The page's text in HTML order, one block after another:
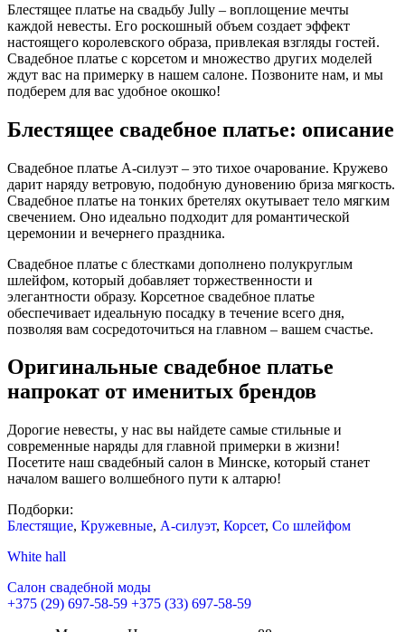
Блестящее платье на свадьбу Jully – воплощение мечты
каждой невесты. Его роскошный объем создает эффект
настоящего королевского образа, привлекая взгляды гостей.
Свадебное платье с корсетом и множество других моделей
ждут вас на примерку в нашем салоне. Позвоните нам, и мы
подберем для вас удобное окошко!
Блестящее свадебное платье: описание
Свадебное платье А-силуэт – это тихое очарование. Кружево
дарит наряду ветровую, подобную дуновению бриза мягкость.
Свадебное платье на тонких бретелях окутывает тело мягким
свечением. Оно идеально подходит для романтической
церемонии и вечернего праздника.
Свадебное платье с блестками дополнено полукруглым
шлейфом, который добавляет торжественности и
элегантности образу. Корсетное свадебное платье
обеспечивает идеальную посадку в течение всего дня,
позволяя вам сосредоточиться на главном – вашем счастье.
Оригинальные свадебное платье
напрокат от именитых брендов
Дорогие невесты, у нас вы найдете самые стильные и
современные наряды для главной примерки в жизни!
Посетите наш свадебный салон в Минске, который станет
началом вашего волшебного пути к алтарю!
Подборки:
Блестящие, Кружевные, А-силуэт, Корсет, Со шлейфом
White hall
Салон свадебной моды
+375 (29) 697-58-59 +375 (33) 697-58-59